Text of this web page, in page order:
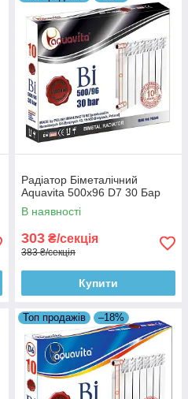
Радіатор Біметалічний
Aquavita 500х96 D7 30 Бар
В наявності
303 ₴/секція
383 ₴/секція
Купити
Топ продажів –18%